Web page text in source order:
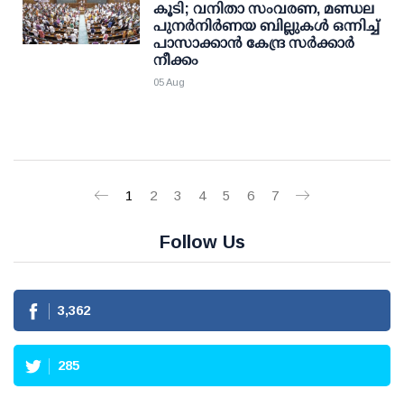
കൂടി; വനിതാ സംവരണ, മണ്ഡല
പുനര്‍നിര്‍ണയ ബില്ലുകള്‍ ഒന്നിച്ച്
പാസാക്കാന്‍ കേന്ദ്ര സര്‍ക്കാര്‍
നീക്കം
05 Aug
1 2 3 4 5 6 7
Follow Us
3,715
316